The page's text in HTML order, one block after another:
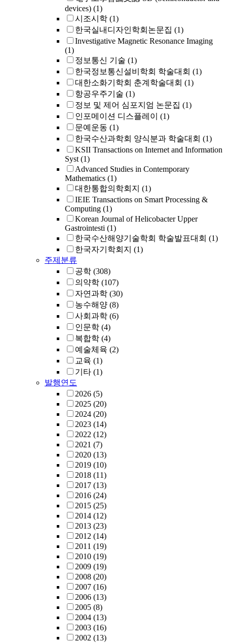
devices) (1)
시조시학 (1)
한국실내디자인학회논문집 (1)
Investigative Magnetic Resonance Imaging
(1)
정보통신 기술 (1)
한국정보통신설비학회 학술대회 (1)
대한소화기학회 춘계학술대회 (1)
항공우주기술 (1)
정보 및 제어 심포지엄 논문집 (1)
인포메이션 디스플레이
(1)
문예운동 (1)
한국수산과학회 양식분과 학술대회 (1)
KSII Transactions on Internet and Information
Syst (1)
Advanced Studies in Contemporary
Mathematics (1)
대한통합의학회지 (1)
IEIE Transactions on Smart Processing &
Computing (1)
Korean Journal of Helicobacter Upper
Gastrointesti (1)
한국수산해양기술학회 학술발표대회 (1)
한국자기학회지 (1)
주제분류
공학 (308)
의약학 (107)
자연과학 (30)
농수해양 (8)
사회과학 (6)
인문학 (4)
복합학 (4)
예술체육 (2)
교육 (1)
기타 (1)
발행연도
2026 (5)
2025 (20)
2024 (20)
2023 (14)
2022 (12)
2021 (7)
2020 (13)
2019 (10)
2018 (11)
2017 (13)
2016 (24)
2015 (25)
2014 (12)
2013 (23)
2012 (14)
2011 (19)
2010 (19)
2009 (19)
2008 (20)
2007 (16)
2006 (13)
2005 (8)
2004 (13)
2003 (16)
2002 (13)